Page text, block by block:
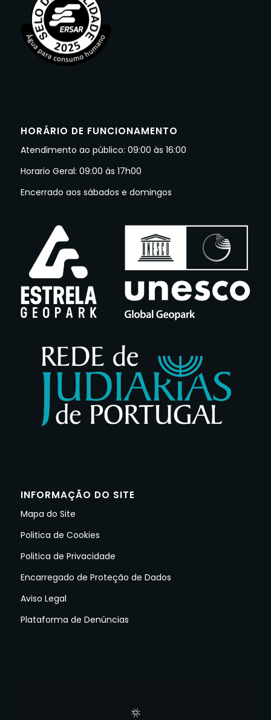
HORÁRIO DE FUNCIONAMENTO
Atendimento ao público: 09:00 às 16:00
Horario Geral: 09:00 às 17h00
Encerrado aos sábados e domingos
INFORMAÇÃO DO SITE
Mapa do Site
Politica de Cookies
Politica de Privacidade
Encarregado de Proteção de Dados
Aviso Legal
Plataforma de Denúncias